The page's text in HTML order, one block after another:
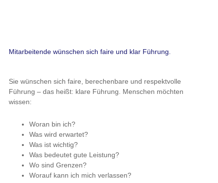
Mitarbeitende wünschen sich faire und klar Führung.
Sie wünschen sich faire, berechenbare und respektvolle
Führung – das heißt: klare Führung. Menschen möchten
wissen:
Woran bin ich?
Was wird erwartet?
Was ist wichtig?
Was bedeutet gute Leistung?
Wo sind Grenzen?
Worauf kann ich mich verlassen?